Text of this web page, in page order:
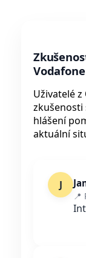
Uživatelé
zkušenosti
hlášení
aktuální
J
📍